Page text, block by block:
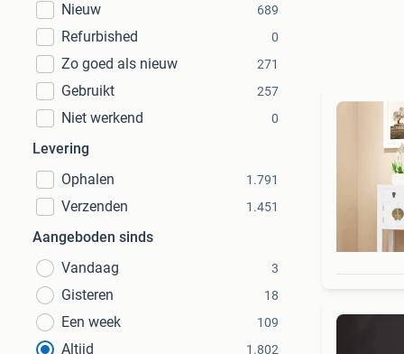
Nieuw
689
Refurbished 0
Zo goed als nieuw 271
Gebruikt 257
Niet werkend 0
Levering
Ophalen
1.791
Verzenden 1.451
Aangeboden sinds
Vandaag
3
Gisteren 18
Een week 109
Altijd 1.802